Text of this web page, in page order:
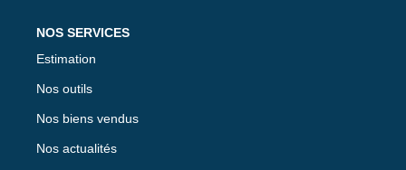
NOS SERVICES
Estimation
Nos outils
Nos biens vendus
Nos actualités